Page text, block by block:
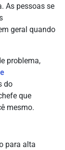
As pessoas se
geral quando
problema,
do
que
mesmo.
para alta